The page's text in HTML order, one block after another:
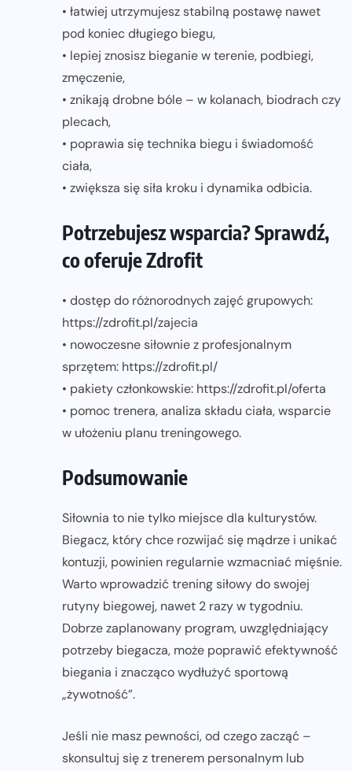
• łatwiej utrzymujesz stabilną postawę nawet
pod koniec długiego biegu,
• lepiej znosisz bieganie w terenie, podbiegi,
zmęczenie,
• znikają drobne bóle – w kolanach, biodrach czy
plecach,
• poprawia się technika biegu i świadomość
ciała,
• zwiększa się siła kroku i dynamika odbicia.
Potrzebujesz wsparcia? Sprawdź,
co oferuje Zdrofit
• dostęp do różnorodnych zajęć grupowych:
https://zdrofit.pl/zajecia
• nowoczesne siłownie z profesjonalnym
sprzętem: https://zdrofit.pl/
• pakiety członkowskie: https://zdrofit.pl/oferta
• pomoc trenera, analiza składu ciała, wsparcie
w ułożeniu planu treningowego.
Podsumowanie
Siłownia to nie tylko miejsce dla kulturystów.
Biegacz, który chce rozwijać się mądrze i unikać
kontuzji, powinien regularnie wzmacniać mięśnie.
Warto wprowadzić trening siłowy do swojej
rutyny biegowej, nawet 2 razy w tygodniu.
Dobrze zaplanowany program, uwzględniający
potrzeby biegacza, może poprawić efektywność
biegania i znacząco wydłużyć sportową
„żywotność”.
Jeśli nie masz pewności, od czego zacząć –
skonsultuj się z trenerem personalnym lub